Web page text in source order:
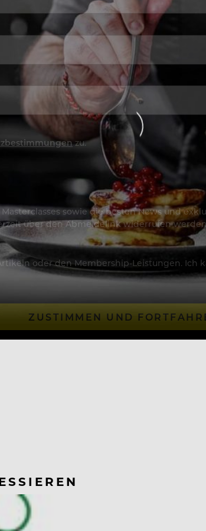
zu.
sowie die besten News und
über den Abmeldelink widerrufen
oder den Membership-Leistungen. Ich
ZUSTIMMEN UND